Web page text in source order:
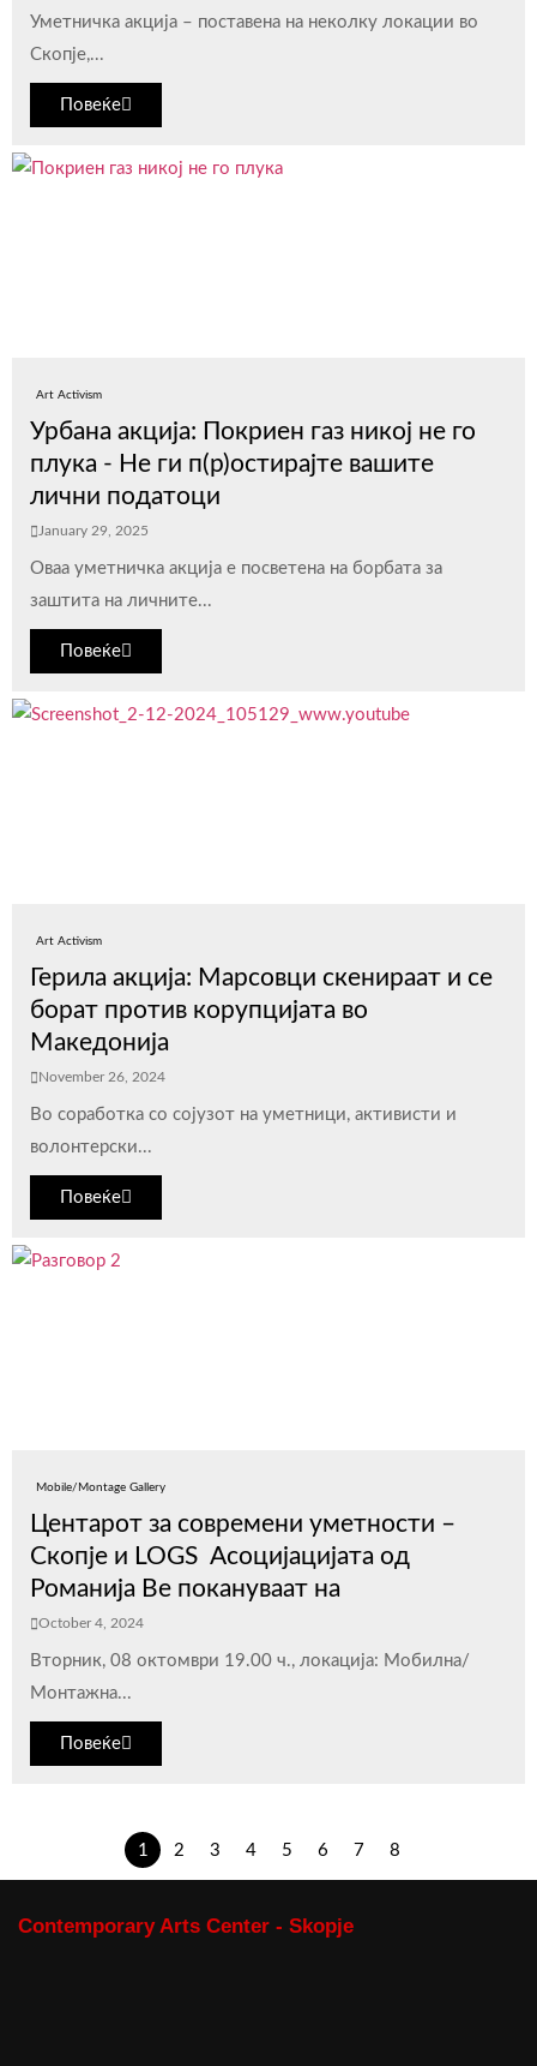
Уметничка акција – поставена на неколку локации во
Скопје,...
Повеќе
Art Activism
Урбана акција: Покриен газ никој не го
плука - Не ги п(р)остирајте вашите
лични податоци
January 29, 2025
Оваа уметничка акција е посветена на борбата за
заштита на личните...
Повеќе
Art Activism
Герила акција: Марсовци скенираат и се
борат против корупцијата во
Македонија
November 26, 2024
Во соработка со сојузот на уметници, активисти и
волонтерски...
Повеќе
Mobile/Montage Gallery
Центарот за современи уметности –
Скопје и LOGS Асоцијацијата од
Романија Ве покануваат на
October 4, 2024
Вторник, 08 октомври 19.00 ч., локација: Мобилна/
Монтажна...
Повеќе
1 2 3 4 5 6 7 8
Contemporary Arts Center - Skopje